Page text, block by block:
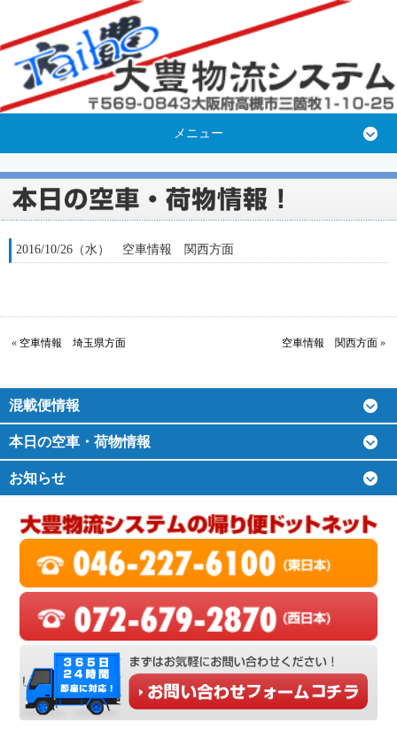
メニュー
2016/10/26（水） 空車情報 関西方面
« 空車情報 埼玉県方面 空車情報 関西方面 »
混載便情報
本日の空車・荷物情報
お知らせ